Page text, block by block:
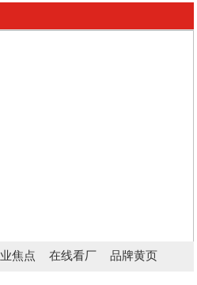
焦点 在线看厂 品牌黄页